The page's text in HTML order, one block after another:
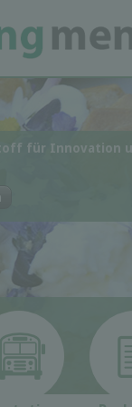
für Innovation